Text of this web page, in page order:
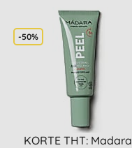
-50%
KORTE THT: Madara